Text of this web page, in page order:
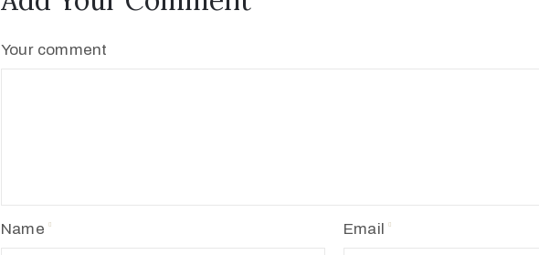
Your comment
Name Email